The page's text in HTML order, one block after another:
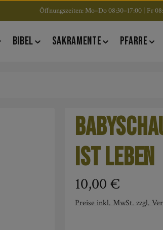
Öffnungszeiten: Mo–Do 08:30–17:00 | Fr
BIBEL SAKRAMENTE PFARRE
ist Leben
Regulärer Preis:
10,00 €
Preise inkl. MwSt. zzgl.